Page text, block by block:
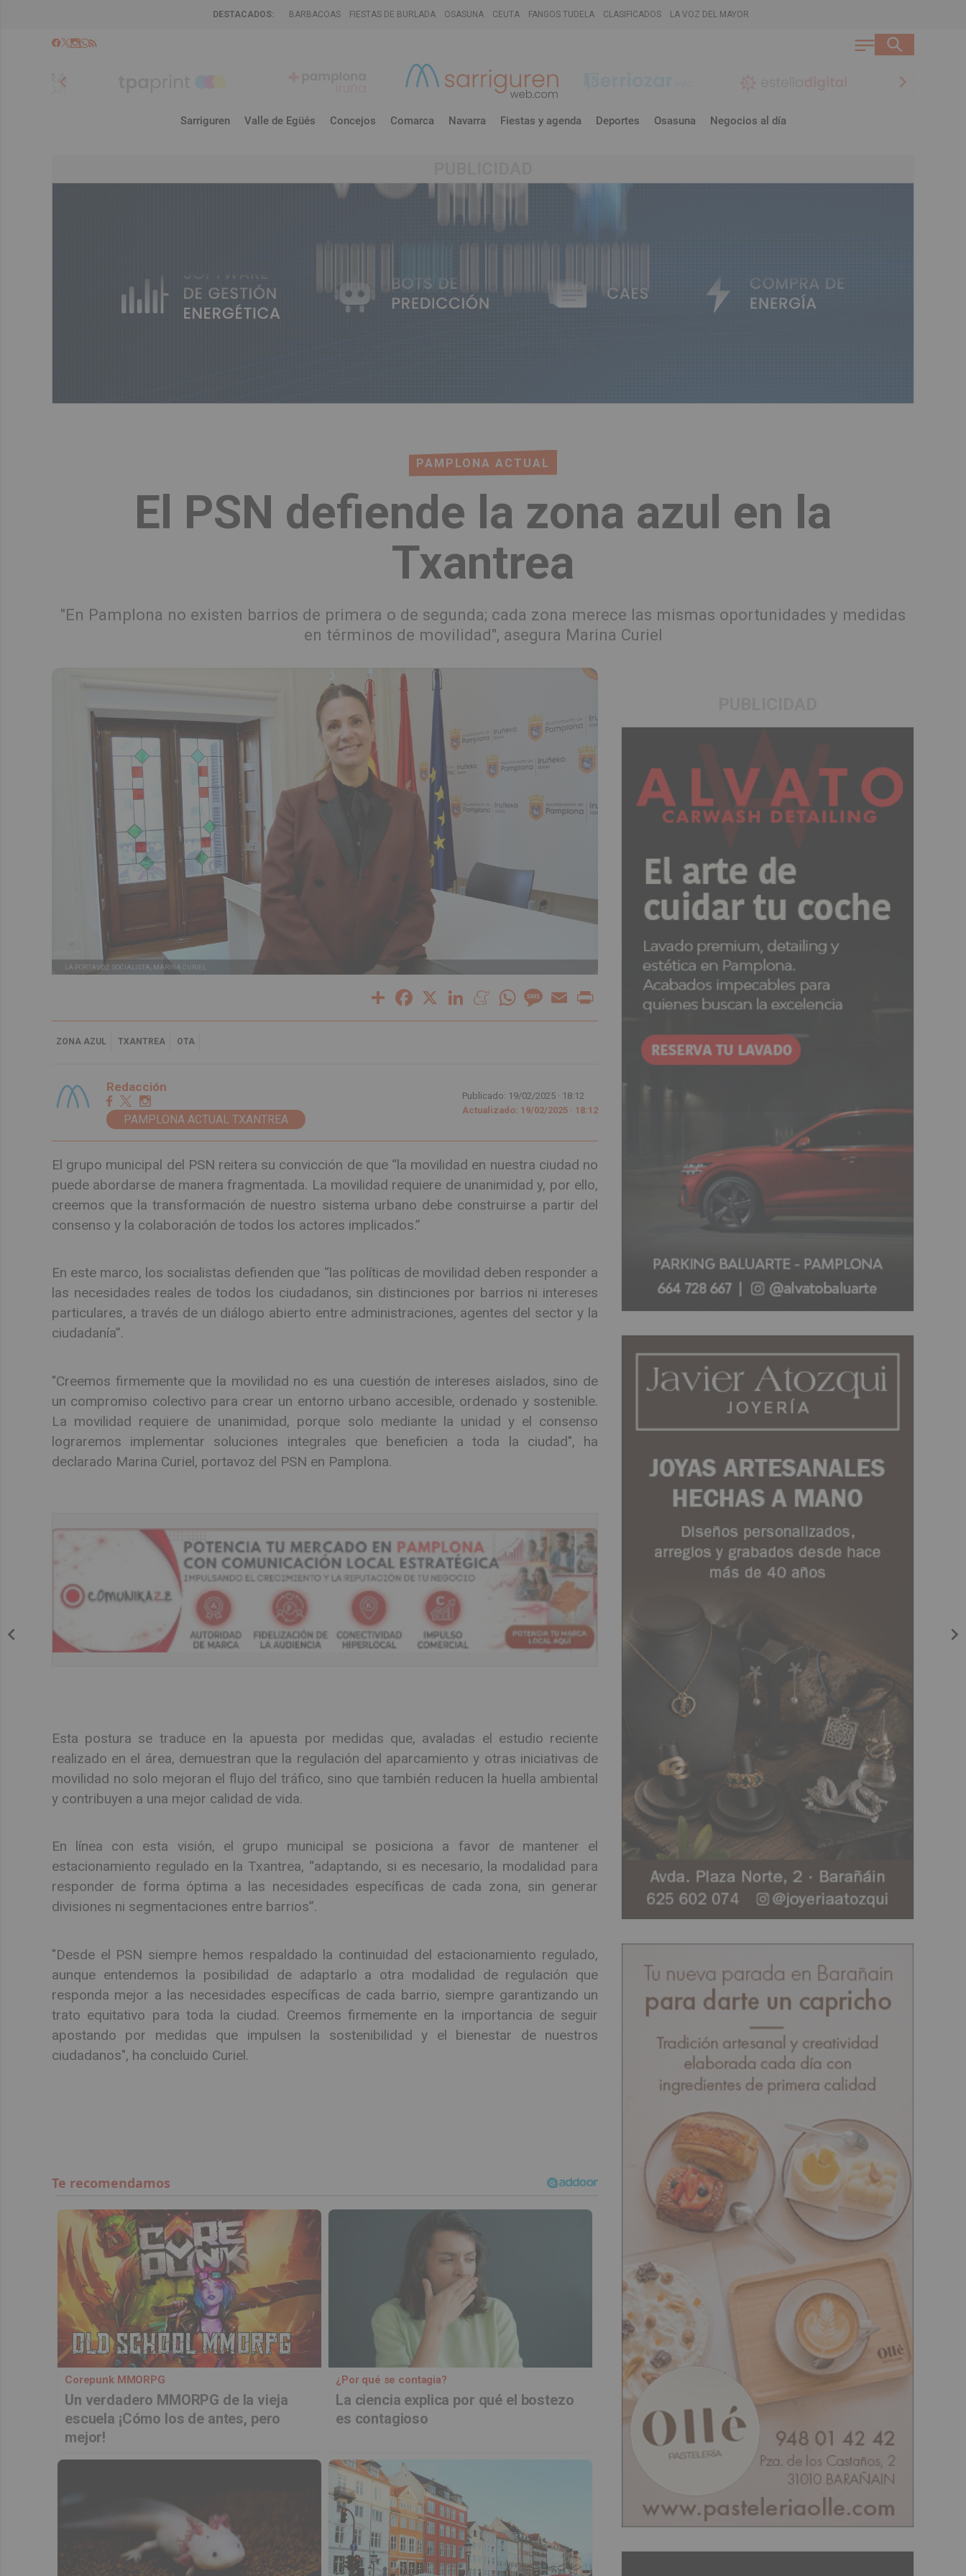
DESTACADOS: BARBACOAS FIESTAS DE BURLADA OSASUNA CEUTA FANGOS TUDELA CLASIFICADOS LA VOZ DEL MAYOR
chevron_left chevron_right
Sarriguren Valle de Egüés Concejos Comarca Navarra Fiestas y agenda Deportes Osasuna Negocios al día
PAMPLONA ACTUAL
El PSN defiende la zona azul en la
Txantrea
"En Pamplona no existen barrios de primera o de segunda; cada zona merece las mismas oportunidades y medidas
en términos de movilidad", asegura Marina Curiel
LA PORTAVOZ SOCIALISTA, MARINA CURIEL
Share Facebook LinkedInMeneameWhatsAppMessage
Email
ZONA AZUL TXANTREA OTA
Redacción
PAMPLONA ACTUAL TXANTREA
Publicado: 19/02/2025 · 18:12
Actualizado: 19/02/2025 · 18:12
El grupo municipal del PSN reitera su convicción de que “la movilidad en nuestra ciudad no
puede abordarse de manera fragmentada. La movilidad requiere de unanimidad y, por ello,
creemos que la transformación de nuestro sistema urbano debe construirse a partir del
consenso y la colaboración de todos los actores implicados.”
En este marco, los socialistas defienden que “las políticas de movilidad deben responder a
las necesidades reales de todos los ciudadanos, sin distinciones por barrios ni intereses
particulares, a través de un diálogo abierto entre administraciones, agentes del sector y la
ciudadanía”.
"Creemos firmemente que la movilidad no es una cuestión de intereses aislados, sino de
un compromiso colectivo para crear un entorno urbano accesible, ordenado y sostenible.
La movilidad requiere de unanimidad, porque solo mediante la unidad y el consenso
lograremos implementar soluciones integrales que beneficien a toda la ciudad", ha
declarado Marina Curiel, portavoz del PSN en Pamplona.
Esta postura se traduce en la apuesta por medidas que, avaladas el estudio reciente
realizado en el área, demuestran que la regulación del aparcamiento y otras iniciativas de
movilidad no solo mejoran el flujo del tráfico, sino que también reducen la huella ambiental
y contribuyen a una mejor calidad de vida.
En línea con esta visión, el grupo municipal se posiciona a favor de mantener el
estacionamiento regulado en la Txantrea, “adaptando, si es necesario, la modalidad para
responder de forma óptima a las necesidades específicas de cada zona, sin generar
divisiones ni segmentaciones entre barrios”.
"Desde el PSN siempre hemos respaldado la continuidad del estacionamiento regulado,
aunque entendemos la posibilidad de adaptarlo a otra modalidad de regulación que
responda mejor a las necesidades específicas de cada barrio, siempre garantizando un
trato equitativo para toda la ciudad. Creemos firmemente en la importancia de seguir
apostando por medidas que impulsen la sostenibilidad y el bienestar de nuestros
ciudadanos", ha concluido Curiel.
Corepunk MMORPG
Un verdadero MMORPG de la vieja
escuela ¡Cómo los de antes, pero
mejor!
¿Por qué se contagia?
La ciencia explica por qué el bostezo
es contagioso